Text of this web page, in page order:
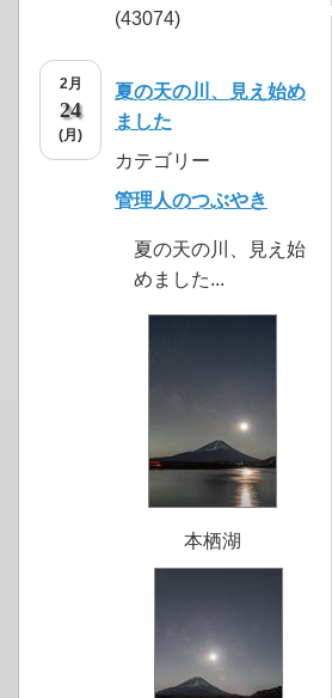
(43074)
2月
24
(月)
夏の天の川、見え始め
ました
カテゴリー
管理人のつぶやき
夏の天の川、見え始
めました...
本栖湖